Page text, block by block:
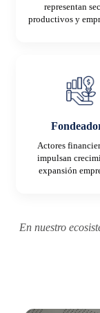
representan
productivos y
Actores
impulsan
expansión
En nuestro